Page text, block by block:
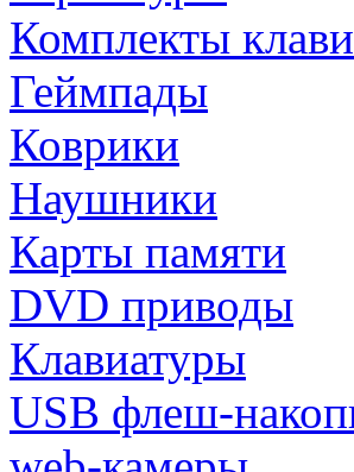
Комплекты
Геймпады
Коврики
Наушники
Карты памяти
DVD приводы
Клавиатуры
USB флеш-